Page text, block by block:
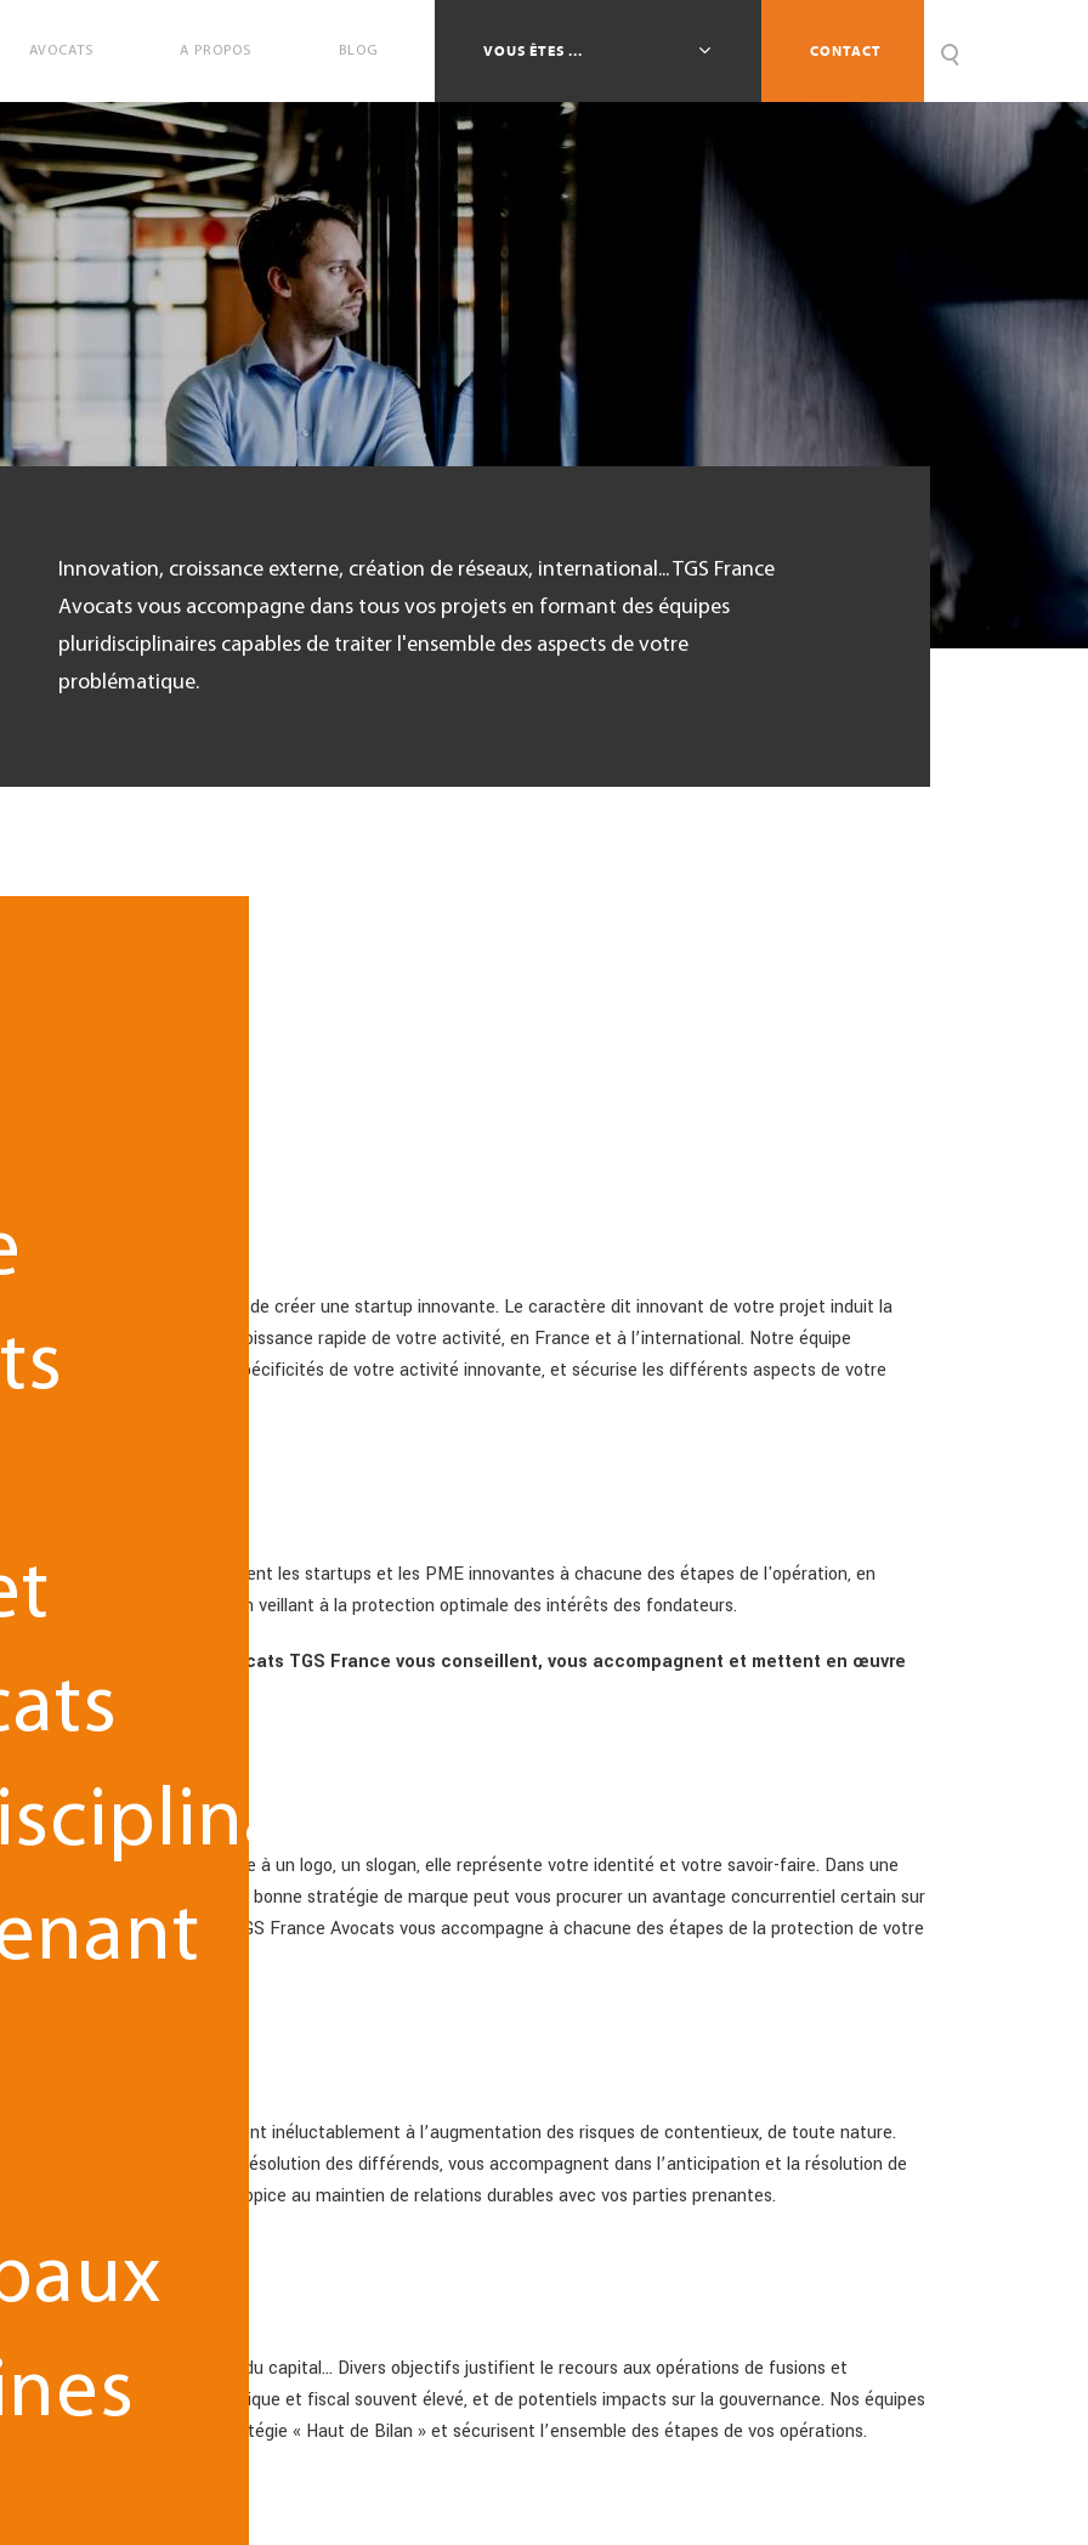
AVOCATS A PROPOS BLOG VOUS ÊTES ... CONTACT
Innovation, croissance externe, création de réseaux, international... TGS France
Avocats vous accompagne dans tous vos projets en formant des équipes
pluridisciplinaires capables de traiter l'ensemble des aspects de votre
problématique.
chaque année, vous projetez de créer une startup innovante. Le caractère dit innovant de votre projet induit la
à même de soutenir la croissance rapide de votre activité, en France et à l’international. Notre équipe
cadre juridique adapté aux spécificités de votre activité innovante, et sécurise les différents aspects de votre
conseillent et accompagnent les startups et les PME innovantes à chacune des étapes de l'opération, en
la future gouvernance, et en veillant à la protection optimale des intérêts des fondateurs.
les avocats TGS France vous conseillent, vous accompagnent et mettent en œuvre
jusqu’au closing.
le plus évident. Associée à un logo, un slogan, elle représente votre identité et votre savoir-faire. Dans une
plus en plus d’importance, une bonne stratégie de marque peut vous procurer un avantage concurrentiel certain sur
de votre entreprise. TGS France Avocats vous accompagne à chacune des étapes de la protection de votre
des affaires conduisent inéluctablement à l’augmentation des risques de contentieux, de toute nature.
aux modes alternatifs de résolution des différends, vous accompagnent dans l’anticipation et la résolution de
une stratégie de défense propice au maintien de relations durables avec vos parties prenantes.
acquisition
externe, restructuration du capital… Divers objectifs justifient le recours aux opérations de fusions et
un degré de complexité juridique et fiscal souvent élevé, et de potentiels impacts sur la gouvernance. Nos équipes
conseillent dans votre stratégie « Haut de Bilan » et sécurisent l’ensemble des étapes de vos opérations.